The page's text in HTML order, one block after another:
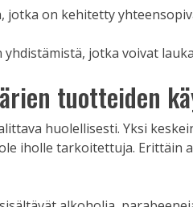
jotka on kehitetty
jotka voivat
tuotteiden
huolellisesti. Yksi
iholle tarkoitettuja. Erittäin